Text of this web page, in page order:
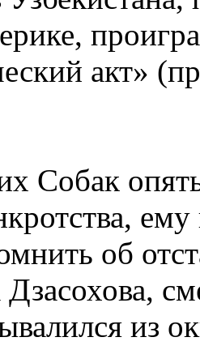
акт»
Собак
об
Дзасохова,
из